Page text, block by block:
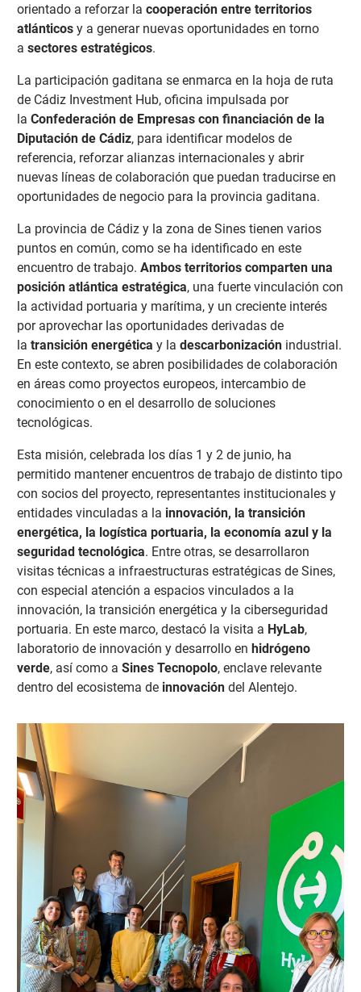
orientado a reforzar la cooperación entre territorios
atlánticosy a generar nuevas oportunidades en torno
a sectores estratégicos.
La participación gaditana se enmarca en la hoja de ruta
de Cádiz Investment Hub, oficina impulsada por
la Confederación de Empresas con financiación de la
Diputación de Cádiz, para identificar modelos de
referencia, reforzar alianzas internacionales y abrir
nuevas líneas de colaboración que puedan traducirse en
oportunidades de negocio para la provincia gaditana.
La provincia de Cádiz y la zona de Sines tienen varios
puntos en común, como se ha identificado en este
encuentro de trabajo. Ambos territorios comparten una
posición atlántica estratégica, una fuerte vinculación con
la actividad portuaria y marítima, y un creciente interés
por aprovechar las oportunidades derivadas de
la transición energética y la descarbonizaciónindustrial.
En este contexto, se abren posibilidades de colaboración
en áreas como proyectos europeos, intercambio de
conocimiento o en el desarrollo de soluciones
tecnológicas.
Esta misión, celebrada los días 1 y 2 de junio, ha
permitido mantener encuentros de trabajo de distinto tipo
con socios del proyecto, representantes institucionales y
entidades vinculadas a la innovación, la transición
energética, la logística portuaria, la economía azul y la
seguridad tecnológica. Entre otras, se desarrollaron
visitas técnicas a infraestructuras estratégicas de Sines,
con especial atención a espacios vinculados a la
innovación, la transición energética y la ciberseguridad
portuaria. En este marco, destacó la visita a HyLab,
laboratorio de innovación y desarrollo en hidrógeno
verde, así como a Sines Tecnopolo, enclave relevante
dentro del ecosistema de innovacióndel Alentejo.